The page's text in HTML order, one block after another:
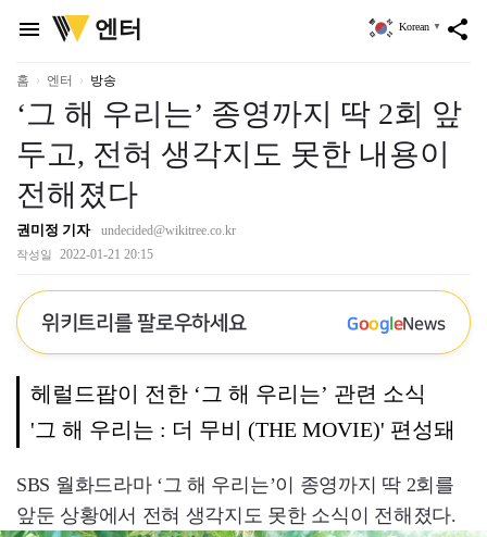
menu
위
키
리
엔터 share
Korean ▼
홈 엔터 방송
‘그 해 우리는’ 종영까지 딱 2회 앞
두고, 전혀 생각지도 못한 내용이
전해졌다
권미정 기자 undecided@wikitree.co.kr
작성일 2022-01-21 20:15
위키트리를 팔로우하세요 GoogleNews
헤럴드팝이 전한 ‘그 해 우리는’ 관련 소식
'그 해 우리는 : 더 무비 (THE MOVIE)' 편성돼
SBS 월화드라마 ‘그 해 우리는’이 종영까지 딱 2회를
앞둔 상황에서 전혀 생각지도 못한 소식이 전해졌다.